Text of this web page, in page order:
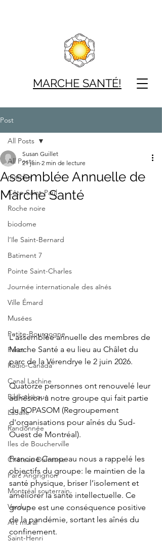
MARCHE SANTÉ!
Post
All Posts
marche
Côte-Saint-Paul
Roche noire
biodome
l’île Saint-Bernard
Batiment 7
Pointe Saint-Charles
Journée internationale des aînés
Ville Émard
Musées
Petite-Bourgogne
Parcs
Radio-Canada
Canal Lachine
Bibliothèque
LaSalle
Randonnée
Iles de Boucherville
Château Dufresne
Parc Angrignon
Montréal souterrain
Verdun
Art mural
Saint-Henri
All Posts
Assemblée Annuelle de
Marche Santé
Susan Guillet
21 juin 2 min de lecture
L'assemblée annuelle des membres de
Marche Santé a eu lieu au Châlet du
parc de la Vérendrye le 2 juin 2026.
Quatorze personnes ont renouvelé leur
adhésion à notre groupe qui fait partie
du ROPASOM (Regroupement
d'organisations pour aînés du Sud-
Ouest de Montréal).
Francine Campeau nous a rappelé les
objectifs du groupe: le maintien de la
santé physique, briser l’isolement et
améliorer la santé intellectuelle. Ce
groupe est une conséquence positive
de la pandémie, sortant les aînés du
confinement.